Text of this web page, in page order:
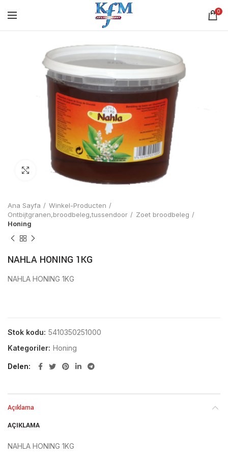
0
Click to enlarge
Ana Sayfa
Winkel-Producten
Ontbijtgranen,broodbeleg,tussendoor
Zoet broodbeleg
Honing
NAHLA HONING 1KG
NAHLA HONING 1KG
Stok kodu: 5410350251000
Kategoriler: Honing
Delen
Açıklama
AÇIKLAMA
NAHLA HONING 1KG